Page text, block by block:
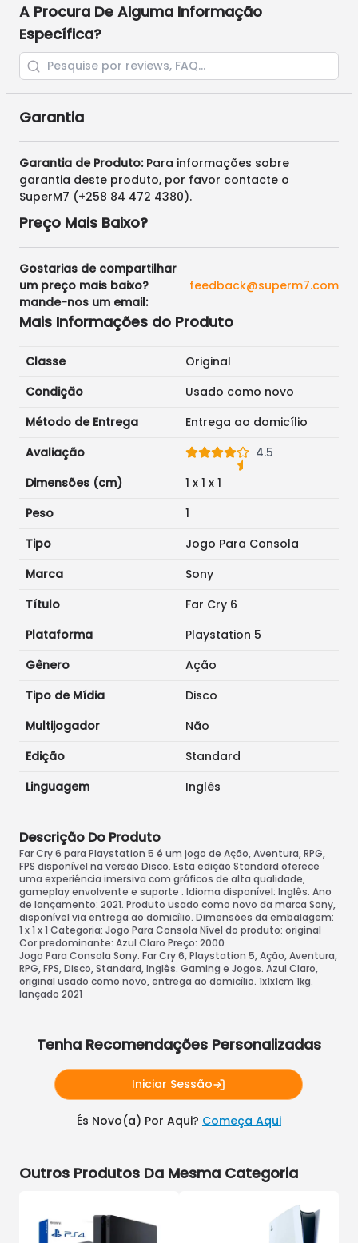
A Procura De Alguma Informação
Específica?
Mais Informações do Produto
Classe
Original
Condição
Usado como novo
Método de Entrega
Entrega ao domicílio
Avaliação
4.5
Dimensões (cm)
1 x 1 x 1
Peso
1
Tipo
Jogo Para Consola
Marca
Sony
Título
Far Cry 6
Plataforma
Playstation 5
Gênero
Ação
Tipo de Mídia
Disco
Multijogador
Não
Edição
Standard
Linguagem
Inglês
Garantia
Garantia de Produto:Para informações sobre
garantia deste produto, por favor contacte o
SuperM7 (+258 84 472 4380).
Preço Mais Baixo?
Gostarias de compartilhar
um preço mais baixo?
mande-nos um email:
feedback@superm7.com
Descrição Do Produto
Far Cry 6 para Playstation 5 é um jogo de Ação, Aventura, RPG,
FPS disponível na versão Disco. Esta edição Standard oferece
uma experiência imersiva com gráficos de alta qualidade,
gameplay envolvente e suporte . Idioma disponível: Inglês. Ano
de lançamento: 2021. Produto usado como novo da marca Sony,
disponível via entrega ao domicílio. Dimensões da embalagem:
1 x 1 x 1 Categoria: Jogo Para Consola Nível do produto: original
Cor predominante: Azul Claro Preço: 2000
Jogo Para Consola Sony. Far Cry 6, Playstation 5, Ação, Aventura,
RPG, FPS, Disco, Standard, Inglês. Gaming e Jogos. Azul Claro,
original usado como novo, entrega ao domicílio. 1x1x1cm 1kg.
lançado 2021
Tenha Recomendações Personalizadas
Iniciar Sessão
És Novo(a) Por Aqui? Começa Aqui
Outros Produtos Da Mesma Categoria